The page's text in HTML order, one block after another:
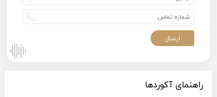
راهنمای آکوردها